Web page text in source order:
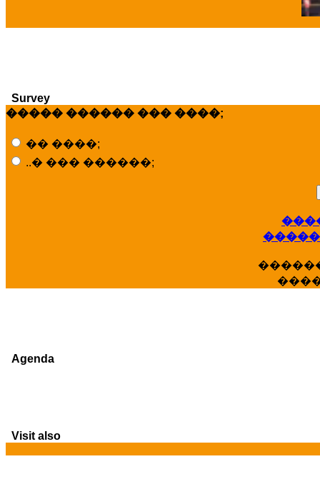
Survey
����� ������ ��� ����;
�� ����;
..� ��� ������;
Agenda
Visit also